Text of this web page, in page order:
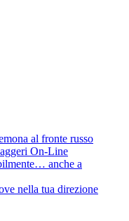
al fronte russo
On-Line
anche a
nella tua direzione